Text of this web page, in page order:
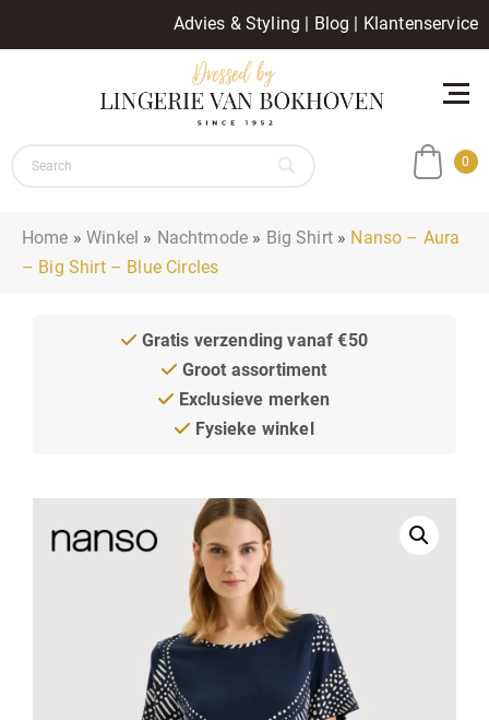
Advies & Styling | Blog | Klantenservice
0
Home »Winkel » Nachtmode » Big Shirt» Nanso – Aura
– Big Shirt – Blue Circles
Gratis verzending vanaf €50
Groot assortiment
Exclusieve merken
Fysieke winkel